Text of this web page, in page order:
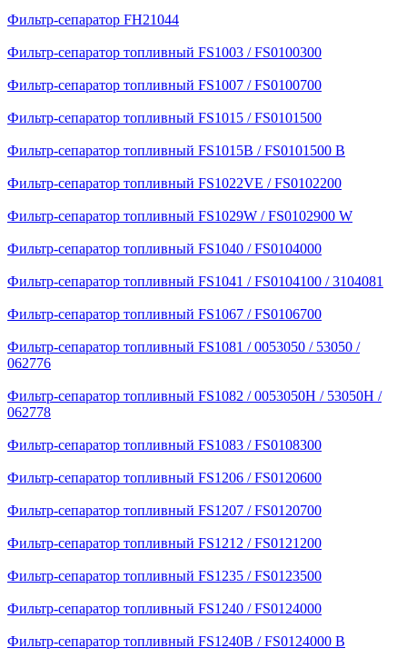
Фильтр-сепаратор FH21044
Фильтр-сепаратор топливный FS1003 / FS0100300
Фильтр-сепаратор топливный FS1007 / FS0100700
Фильтр-сепаратор топливный FS1015 / FS0101500
Фильтр-сепаратор топливный FS1015B / FS0101500 B
Фильтр-сепаратор топливный FS1022VE / FS0102200
Фильтр-сепаратор топливный FS1029W / FS0102900 W
Фильтр-сепаратор топливный FS1040 / FS0104000
Фильтр-сепаратор топливный FS1041 / FS0104100 / 3104081
Фильтр-сепаратор топливный FS1067 / FS0106700
Фильтр-сепаратор топливный FS1081 / 0053050 / 53050 /
062776
Фильтр-сепаратор топливный FS1082 / 0053050Н / 53050H /
062778
Фильтр-сепаратор топливный FS1083 / FS0108300
Фильтр-сепаратор топливный FS1206 / FS0120600
Фильтр-сепаратор топливный FS1207 / FS0120700
Фильтр-сепаратор топливный FS1212 / FS0121200
Фильтр-сепаратор топливный FS1235 / FS0123500
Фильтр-сепаратор топливный FS1240 / FS0124000
Фильтр-сепаратор топливный FS1240B / FS0124000 B